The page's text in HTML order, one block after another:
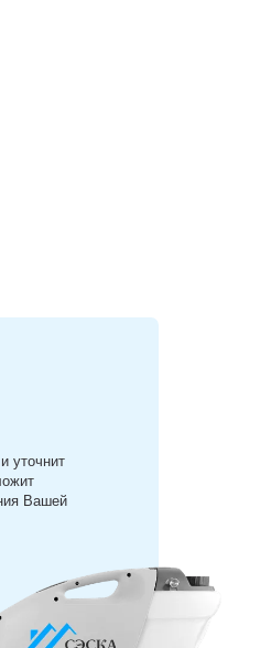
уточнит
Вашей